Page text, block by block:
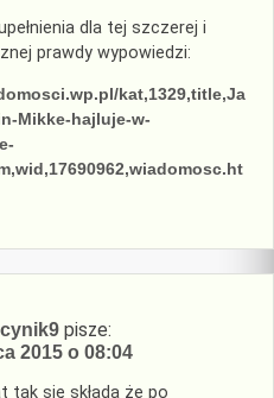
dla tej szczerej i
prawdy wypowiedzi:
kat,1329,title,Ja
Mikke-hajluje-w-
cynik9 pisze:
2015 o 08:04
tak się składa że po